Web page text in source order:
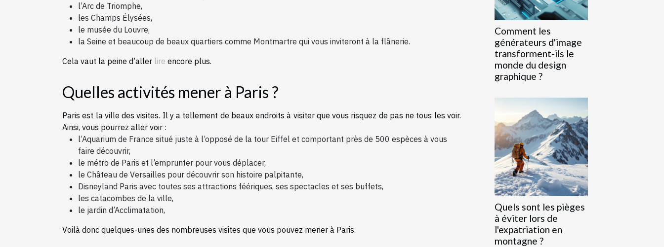
l’Arc de Triomphe,
les Champs Élysées,
le musée du Louvre,
la Seine et beaucoup de beaux quartiers comme Montmartre qui vous inviteront à la flânerie.
Cela vaut la peine d’aller lire encore plus.
Quelles activités mener à Paris ?
Paris est la ville des visites. Il y a tellement de beaux endroits à visiter que vous risquez de pas ne tous les voir.
Ainsi, vous pourrez aller voir :
l’Aquarium de France situé juste à l’opposé de la tour Eiffel et comportant près de 500 espèces à vous
faire découvrir,
le métro de Paris et l’emprunter pour vous déplacer,
le Château de Versailles pour découvrir son histoire palpitante,
Disneyland Paris avec toutes ses attractions féériques, ses spectacles et ses buffets,
les catacombes de la ville,
le jardin d’Acclimatation,
Voilà donc quelques-unes des nombreuses visites que vous pouvez mener à Paris.
Comment les
générateurs d'image
transforment-ils le
monde du design
graphique ?
Quels sont les pièges
à éviter lors de
l'expatriation en
montagne ?